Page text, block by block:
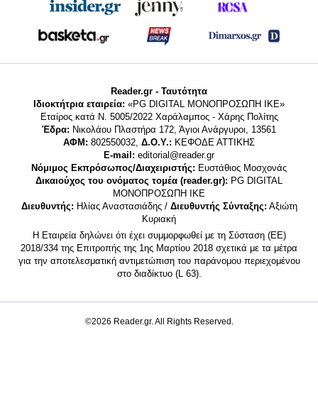
Reader.gr - Ταυτότητα
Ιδιοκτήτρια εταιρεία: «PG DIGITAL MONΟΠΡΟΣΩΠΗ ΙΚΕ»
Εταίρος κατά Ν. 5005/2022 Χαράλαμπος - Χάρης Πολίτης
Έδρα: Νικολάου Πλαστήρα 172, Άγιοι Ανάργυροι, 13561
ΑΦΜ: 802550032, Δ.Ο.Υ.: ΚΕΦΟΔΕ ΑΤΤΙΚΗΣ
E-mail: editorial@reader.gr
Νόμιμος Εκπρόσωπος/Διαχειριστής: Ευστάθιος Μοσχονάς
Δικαιούχος του ονόματος τομέα (reader.gr): PG DIGITAL
MONΟΠΡΟΣΩΠΗ ΙΚΕ
Διευθυντής: Ηλίας Αναστασιάδης / Διευθυντής Σύνταξης: Αξιώτη
Κυριακή
Η Εταιρεία δηλώνει ότι έχει συμμορφωθεί με τη Σύσταση (ΕΕ)
2018/334 της Επιτροπής της 1ης Μαρτίου 2018 σχετικά με τα μέτρα
για την αποτελεσματική αντιμετώπιση του παράνομου περιεχομένου
στο διαδίκτυο (L 63).
©2026 Reader.gr. All Rights Reserved.